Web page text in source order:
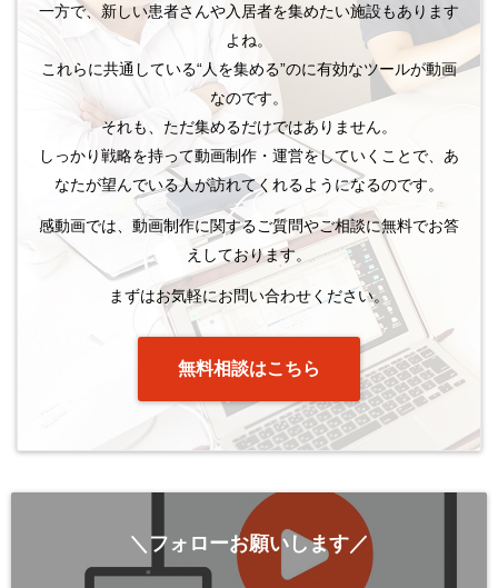
一方で、新しい患者さんや入居者を集めたい施設もあります
よね。
これらに共通している“人を集める”のに有効なツールが動画
なのです。
それも、ただ集めるだけではありません。
しっかり戦略を持って動画制作・運営をしていくことで、あ
なたが望んでいる人が訪れてくれるようになるのです。
感動画では、動画制作に関するご質問やご相談に無料でお答
えしております。
まずはお気軽にお問い合わせください。
無料相談はこちら
＼フォローお願いします／